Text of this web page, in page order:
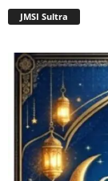
JMSI Sultra